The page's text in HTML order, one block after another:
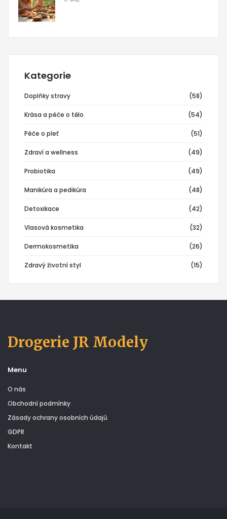
Kategorie
Doplňky stravy (58)
Krása a péče o tělo (54)
Péče o pleť (51)
Zdraví a wellness (49)
Probiotika (49)
Manikúra a pedikúra (48)
Detoxikace (42)
Vlasová kosmetika (32)
Dermokosmetika (26)
Zdravý životní styl (15)
Drogerie JR Modely
Menu
O nás
Obchodní podmínky
Zásady ochrany osobních údajů
GDPR
Kontakt